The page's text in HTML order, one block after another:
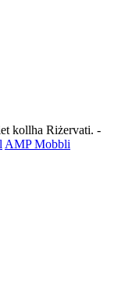
kollha Riżervati. -
AMP Mobbli